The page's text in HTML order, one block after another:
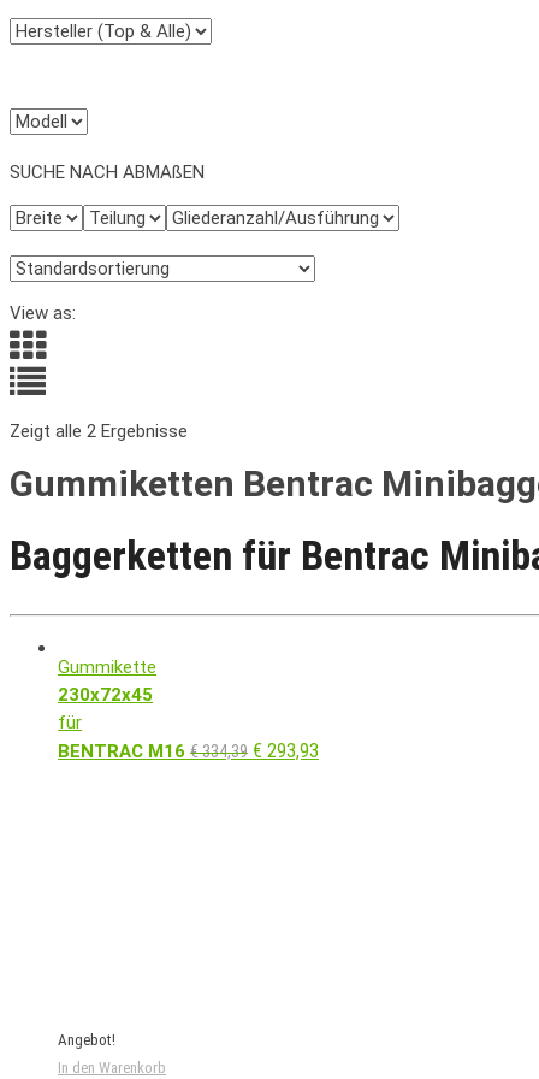
SUCHE NACH ABMAßEN
View as:
Zeigt alle 2 Ergebnisse
Gummiketten Bentrac
Baggerketten für Bentrac
Gummikette
230x72x45
für
BENTRAC M16 €334,39 € 293,93
Angebot!
In den Warenkorb